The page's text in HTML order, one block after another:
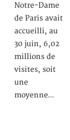
Notre-Dame
de Paris avait
accueilli, au
30 juin, 6,02
millions de
visites, soit
une
moyenne…